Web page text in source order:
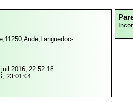
2016, 22:52:18
23:01:04